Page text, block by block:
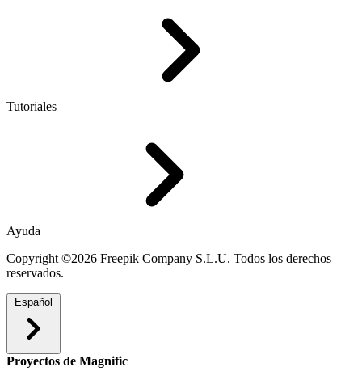
Tutoriales
Ayuda
Copyright ©2026 Freepik Company S.L.U. Todos los derechos
reservados.
Español
Proyectos de Magnific